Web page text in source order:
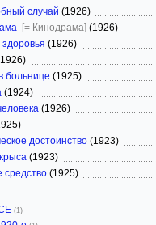
случай (1926)
[= Кинодрама] (1926)
(1926)
больнице (1925)
(1924)
(1926)
достоинство (1923)
(1923)
средство (1925)
(1)